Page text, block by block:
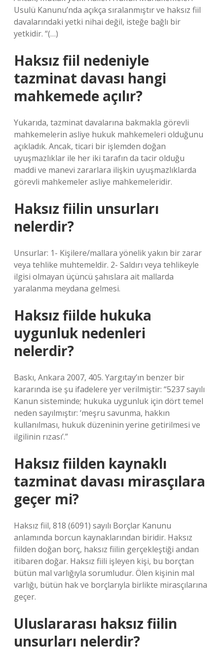
Usulü Kanunu’nda açıkça sıralanmıştır ve haksız fiil
davalarındaki yetki nihai değil, isteğe bağlı bir
yetkidir. “(…)
Haksız fiil nedeniyle
tazminat davası hangi
mahkemede açılır?
Yukarıda, tazminat davalarına bakmakla görevli
mahkemelerin asliye hukuk mahkemeleri olduğunu
açıkladık. Ancak, ticari bir işlemden doğan
uyuşmazlıklar ile her iki tarafın da tacir olduğu
maddi ve manevi zararlara ilişkin uyuşmazlıklarda
görevli mahkemeler asliye mahkemeleridir.
Haksız fiilin unsurları
nelerdir?
Unsurlar: 1- Kişilere/mallara yönelik yakın bir zarar
veya tehlike muhtemeldir. 2- Saldırı veya tehlikeyle
ilgisi olmayan üçüncü şahıslara ait mallarda
yaralanma meydana gelmesi.
Haksız fiilde hukuka
uygunluk nedenleri
nelerdir?
Baskı, Ankara 2007, 405. Yargıtay’ın benzer bir
kararında ise şu ifadelere yer verilmiştir: “5237 sayılı
Kanun sisteminde; hukuka uygunluk için dört temel
neden sayılmıştır: ‘meşru savunma, hakkın
kullanılması, hukuk düzeninin yerine getirilmesi ve
ilgilinin rızası’.”
Haksız fiilden kaynaklı
tazminat davası mirasçılara
geçer mi?
Haksız fiil, 818 (6091) sayılı Borçlar Kanunu
anlamında borcun kaynaklarından biridir. Haksız
fiilden doğan borç, haksız fiilin gerçekleştiği andan
itibaren doğar. Haksız fiili işleyen kişi, bu borçtan
bütün mal varlığıyla sorumludur. Ölen kişinin mal
varlığı, bütün hak ve borçlarıyla birlikte mirasçılarına
geçer.
Uluslararası haksız fiilin
unsurları nelerdir?